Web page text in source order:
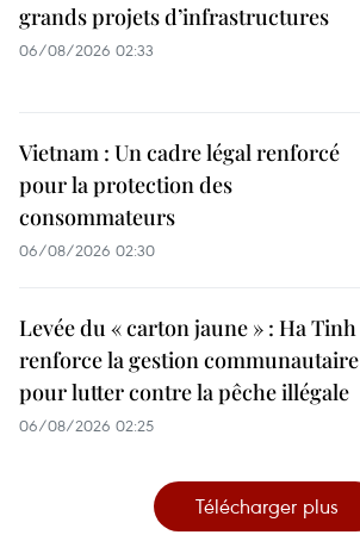
grands projets d’infrastructures
06/08/2026 02:33
Vietnam : Un cadre légal renforcé
pour la protection des
consommateurs
06/08/2026 02:30
Levée du « carton jaune » : Ha Tinh
renforce la gestion communautaire
pour lutter contre la pêche illégale
06/08/2026 02:25
Télécharger plus